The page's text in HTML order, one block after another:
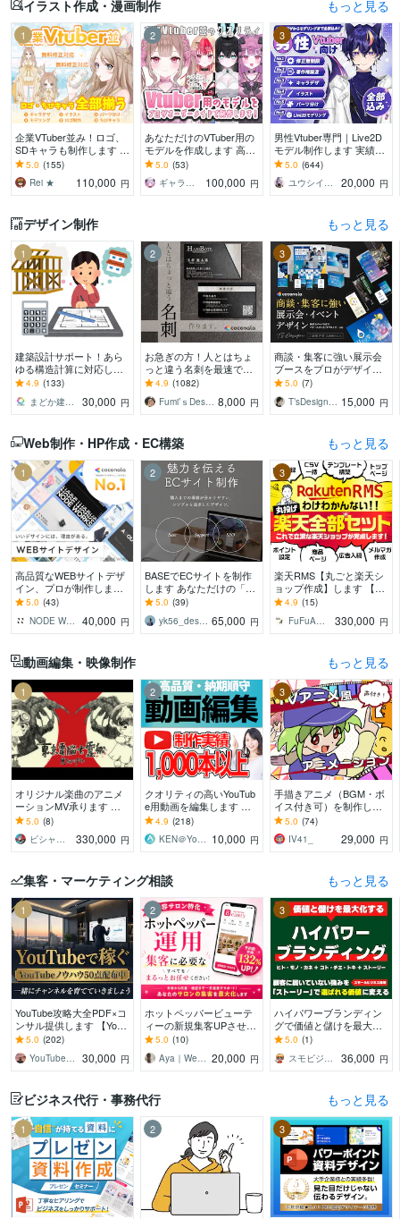
イラスト作成・漫画制作 もっと見る
1
企業VTuber並み！ロゴ、
SDキャラも制作します デ
ビュー徹底サポート！満
足いくまで修正無制限、
著作権譲渡
5.0 (155)
Rei ★
110,000 円
2
あなただけのVTuber用の
モデルを作成します 高ク
オリティな自分だけのモ
デルを作成させていただ
きます！
5.0 (53)
ギャラクシー 伊藤
100,000 円
3
男性Vtuber専門｜Live2D
モデル制作します 実績17
00件以上｜全工程対応・
著作権譲渡込｜初心者も
安心
5.0 (644)
ユウシイ＠Vtuber制作
20,000 円
デザイン制作 もっと見る
1
建築設計サポート！あら
ゆる構造計算に対応しま
す 構造設計・構造計算に
ください。
4.9 (133)
まどか建築設計
30,000 円
2
お急ぎの方！人とはちょ
っと違う名刺を最速で作
ります あなただけのオリ
ジナル名刺を！翌日まで
にデザイン作成します！
4.9 (1082)
Fumi’ｓDesign 8,000 円
3
商談・集客に強い展示会
ブースをプロがデザイン
します 初出展でも安
心！“選ばれるブース”を
形にします
5.0 (7)
T’sDesign（ティーズデザイン） 15,000 円
Web制作・HP作成・EC構築 もっと見る
1
高品質なWEBサイトデザ
イン、プロが制作します
ヒアリング重視★イメー
ジ通りのWebサイトデザ
イン制作します
5.0 (43)
NODE WORKS
40,000 円
2
BASEでECサイトを制作
します あなただけの「世
界観」をストアで表現し
ます！
5.0 (39)
65,000 円
3
楽天RMS【丸ごと楽天シ
ョップ作成】します 【受
賞店など実績400店舗以
上】現役デザイナーが作
成します！
4.9 (15)
330,000 円
動画編集・映像制作 もっと見る
1
オリジナル楽曲のアニメ
ーションMV承ります 楽
曲の魅力と作品性を引き
出すアニメーションMVを
制作します
5.0 (8)
ビシャモンベイベー
330,000 円
2
クオリティの高いYouTub
e用動画を編集します 【1
0,000円でクオリティの高
い動画】作成します！
4.9 (218)
KEN＠YouTube運用代行 10,000 円
3
手描きアニメ（BGM・ボ
イス付き可）を制作しま
す スタッフはプロのアニ
メーターと漫画家！ 脚
本もご用意できます
5.0 (74)
IV41_
29,000 円
集客・マーケティング相談 もっと見る
1
YouTube攻略大全PDF×コ
ンサル提供します 【YouT
ube攻略PDF】とコンサル
であなたのCHを伸ばす
5.0 (202)
30,000 円
2
ホットペッパービューテ
ィーの新規集客UPさせま
す “掲載しているだけ”の
ホットペッパー、卒業し
ませんか？
5.0 (10)
20,000 円
3
ハイパワーブランディン
グで価値と儲けを最大化
します 顧客に届いていな
で選ばれる価値に変える
5.0 (1)
36,000 円
ビジネス代行・事務代行 もっと見る
1 2 3